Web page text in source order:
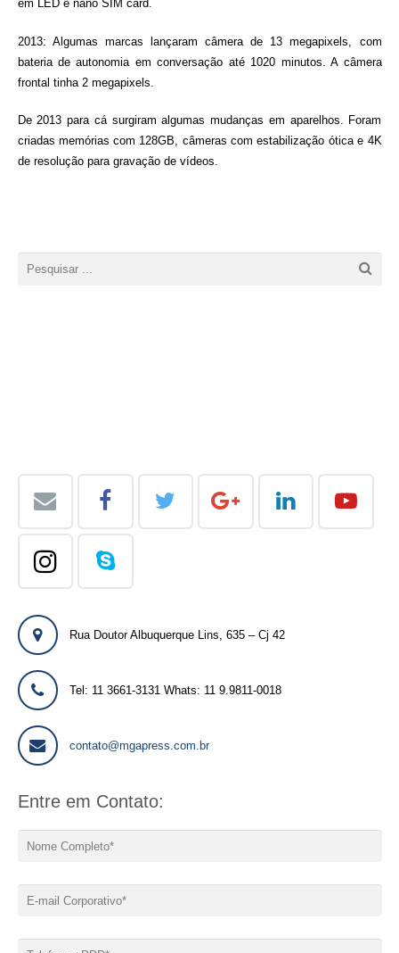
em LED e nano SIM card.
2013: Algumas marcas lançaram câmera de 13 megapixels, com
bateria de autonomia em conversação até 1020 minutos. A câmera
frontal tinha 2 megapixels.
De 2013 para cá surgiram algumas mudanças em aparelhos. Foram
criadas memórias com 128GB, câmeras com estabilização ótica e 4K
de resolução para gravação de vídeos.
Rua Doutor Albuquerque Lins, 635 – Cj 42
Tel: 11 3661-3131 Whats: 11 9.9811-0018
contato@mgapress.com.br
Entre em Contato: